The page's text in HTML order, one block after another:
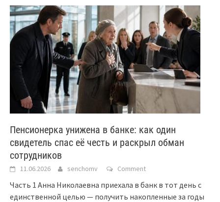
Пенсионерка унижена в банке: как один
свидетель спас её честь и раскрыл обман
сотрудников
11.06.2026 senchomv Comment
Часть 1 Анна Николаевна приехала в банк в тот день с
единственной целью — получить накопленные за годы